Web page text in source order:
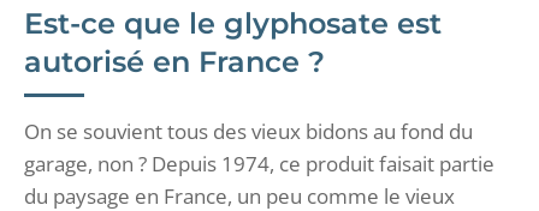
Est-ce que le glyphosate est
autorisé en France ?
On se souvient tous des vieux bidons au fond du
garage, non ? Depuis 1974, ce produit faisait partie
du paysage en France, un peu comme le vieux